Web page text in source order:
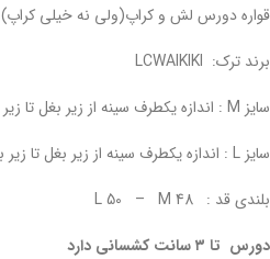
قواره دورس لش و کراپ(ولی نه خیلی کراپ)
برند ترک: LCWAIKIKI
سایز M : اندازه یکطرف سینه از زیر بغل تا زیر بغل 60 سانت
سایز L : اندازه یکطرف سینه از زیر بغل تا زیر بغل 62 سانت
بلندی قد : L 50 – M 48
دورس تا ۳ سانت کشسانی دارد